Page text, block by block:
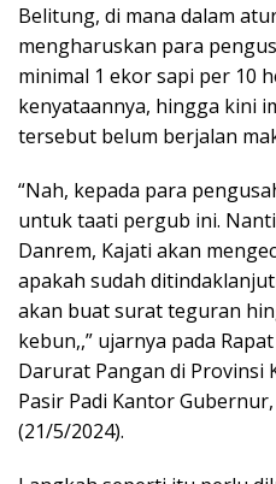
Belitung, di mana dalam
mengharuskan para
minimal 1 ekor sapi per 10
kenyataannya, hingga kini
tersebut belum berjalan
“Nah, kepada para
untuk taati pergub ini.
Danrem, Kajati akan
apakah sudah
akan buat surat teguran
kebun,,” ujarnya pada
Darurat Pangan di Provinsi
Pasir Padi Kantor
(21/5/2024).